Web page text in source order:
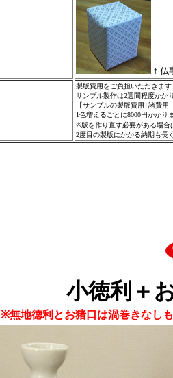
ｆ仏
製版費用をご負担いただきま
サンプル製作は2週間程度かか
【サンプルの製版費用+諸費
1色増えるごとに8000円かかり
※版を作り直す必要がある場合
2度目の製版にかかる納期も長
小徳利＋
※無地徳利とお猪口は渦巻きなし